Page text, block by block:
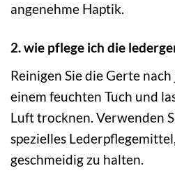
angenehme Haptik.
2. wie pflege ich die
Reinigen Sie die Gerte
einem feuchten Tuch und
Luft trocknen. Verwenden
spezielles
geschmeidig zu halten.